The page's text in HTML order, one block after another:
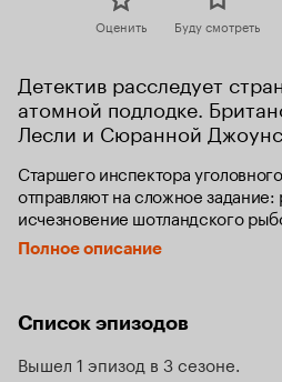
Оценить Буду смотреть
Детектив расследует
атомной подлодке.
Лесли и Сюранной Джоунс
Старшего инспектора
отправляют на сложное задание:
исчезновение шотландского
и загадочную смерть на борту
Силва подозревает, что между
Полное описание
Список эпизодов
Вышел 1 эпизод в 3 сезоне